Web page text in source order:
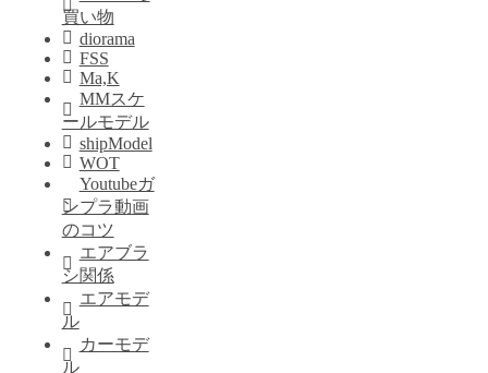
買い物
diorama
FSS
Ma,K
MMスケ
ールモデル
shipModel
WOT
Youtubeガ
ンプラ動画
のコツ
エアブラ
シ関係
エアモデ
ル
カーモデ
ル